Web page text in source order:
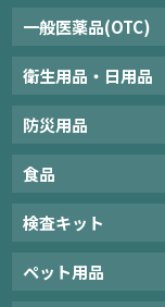
一般医薬品(OTC)
衛生用品・日用品
防災用品
食品
検査キット
ペット用品